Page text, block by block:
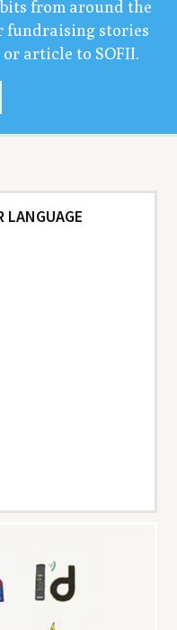
from around the
fundrais­ing sto­ries
or arti­cle to SOFII.
LANGUAGE